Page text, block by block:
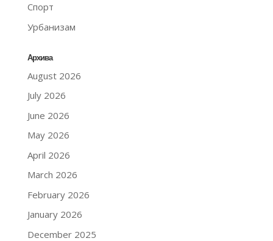
Спорт
Урбанизам
Архива
August 2026
July 2026
June 2026
May 2026
April 2026
March 2026
February 2026
January 2026
December 2025